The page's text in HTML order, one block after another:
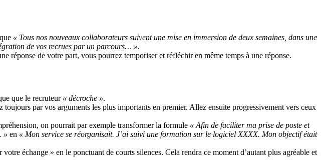
« Tous nos nouveaux collaborateurs suivent une mise en immersion de deux semaines, dans une
de vos recrues par un parcours… ».
réponse de votre part, vous pourrez temporiser et réfléchir en même temps à une réponse.
que le recruteur « décroche ».
par vos arguments les plus importants en premier. Allez ensuite progressivement vers ceux
on pourrait par exemple transformer la formule « Afin de faciliter ma prise de poste et
» en « Mon service se réorganisait. J’ai suivi une formation sur le logiciel XXXX. Mon objectif était
échange » en le ponctuant de courts silences. Cela rendra ce moment d’autant plus agréable et